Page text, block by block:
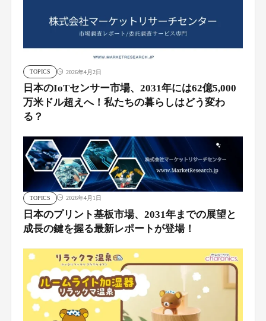
TOPICS 2026年4月2日
日本のIoTセンサー市場、2031年には62億5,000
万米ドル超えへ！私たちの暮らしはどう変わ
る？
TOPICS 2026年4月1日
日本のプリント基板市場、2031年までの展望と
成長の鍵を握る最新レポートが登場！